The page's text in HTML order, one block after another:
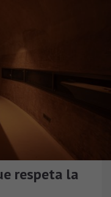
respeta la